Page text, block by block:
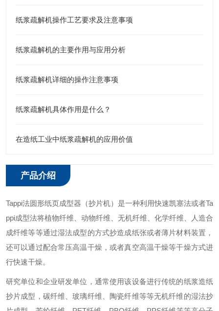
纸浆疏解机操作工艺要求及注意事项
纸浆疏解机的主要作用与应用分析
纸浆疏解机详细的操作注意事项
纸浆疏解机具体作用是什么？
在造纸工业中纸浆疏解机的应用价值
产品介绍
Tappi法圆形纸页成型器（抄片机）是一种利用快速凯塞法或者Ta
ppi成型法将植物纤维、动物纤维、无机纤维、化学纤维、人造合
成纤维等等通过湿法成型的方式抄造成纸张或者薄片材料装置，
还可以通过配合常压高温干燥，或者真空高温干燥等干燥方式进
行快速干燥。
研究单位和企业研发单位，通常使用该设备进行传统的纸浆造纸
抄片成型，碳纤维、玻璃纤维、陶瓷纤维等等无机纤维的湿法抄